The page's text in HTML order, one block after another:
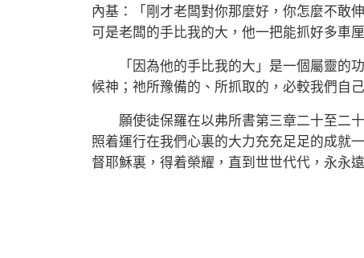
內基：「剛才老闆對你那麼好，你怎麼不敢
可是老闆的手比我的大，他一把能抓好多車厘
「因為他的手比我的大」是一個屬靈的功
候神；祂所豫備的、所抓取的，必較我們自
願使徒保羅在以弗所書第三章二十至二十
照着運行在我們心裏的大力充充足足的成就
督耶穌裏，得着榮耀，直到世世代代，永永遠